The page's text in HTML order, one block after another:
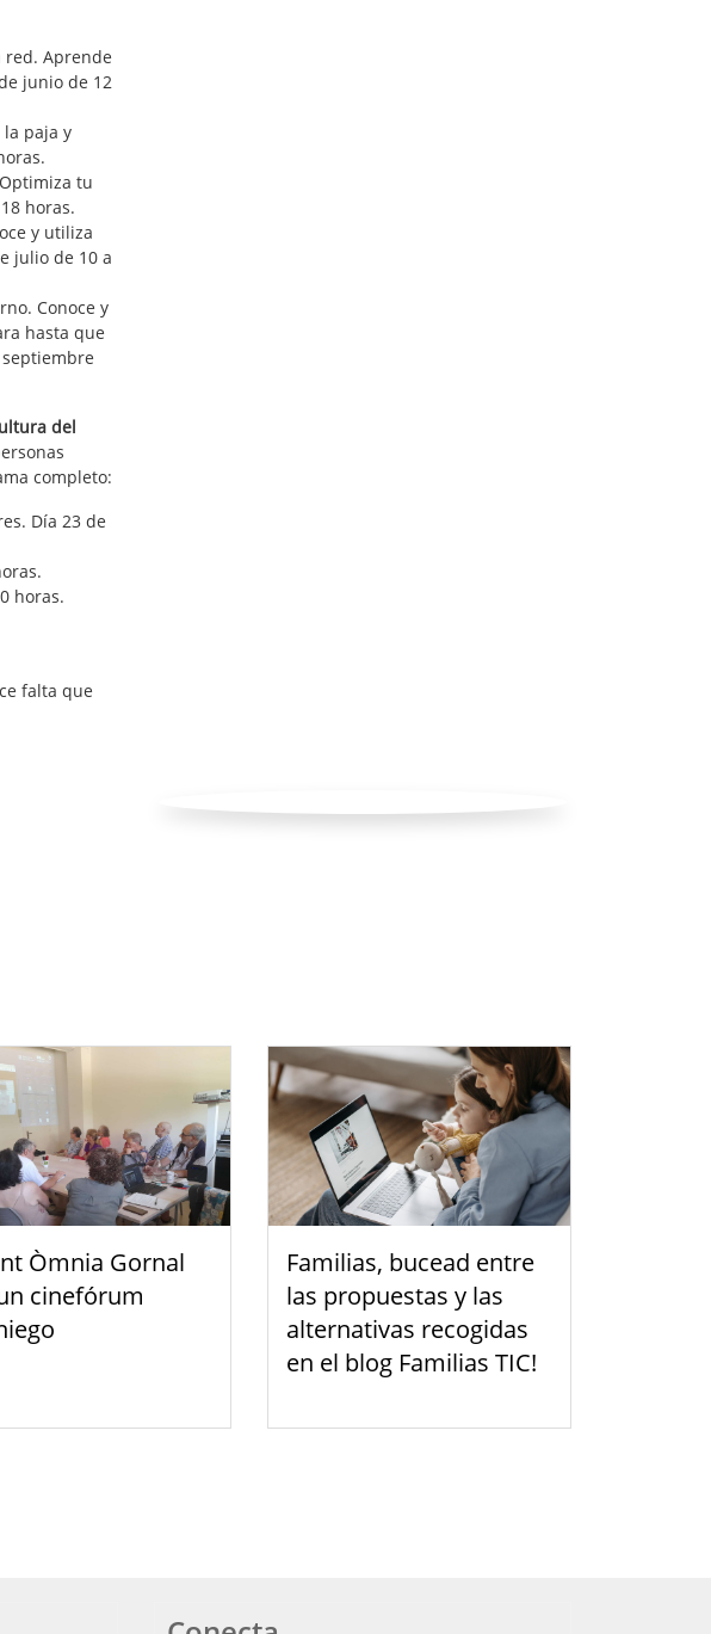
red. Aprende
junio de 12
paja y
tu
horas.
y utiliza
julio de 10 a
Conoce y
hasta que
septiembre
del
completo:
Día 23 de
horas.
falta que
Òmnia Gornal
cinefórum
Familias, bucead entre
las propuestas y las
alternativas recogidas
en el blog Familias TIC!